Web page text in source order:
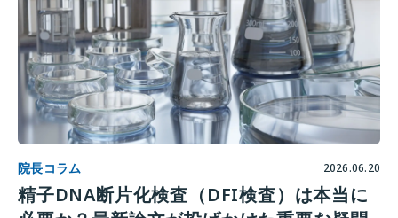
院長コラム 2026.06.20
精子DNA断片化検査（DFI検査）は本当に